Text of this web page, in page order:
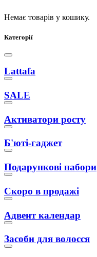
Немає товарів у кошику.
Категорії
Lattafa
SALE
Активатори росту
Б'юті-гаджет
Подарункові набори
Скоро в продажі
Адвент календар
Засоби для волосся